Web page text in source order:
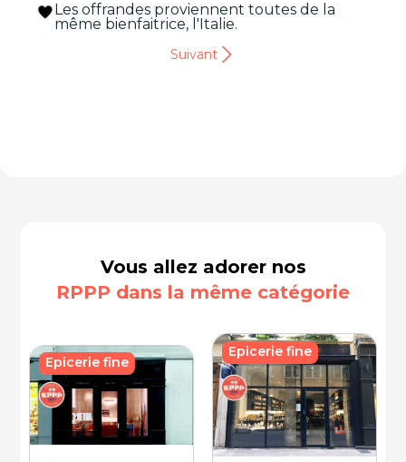
Les offrandes proviennent toutes de la
même bienfaitrice, l'Italie.
Suivant
Vous allez adorer nos
RPPP dans la même catégorie
Epicerie fine
Epicerie fine